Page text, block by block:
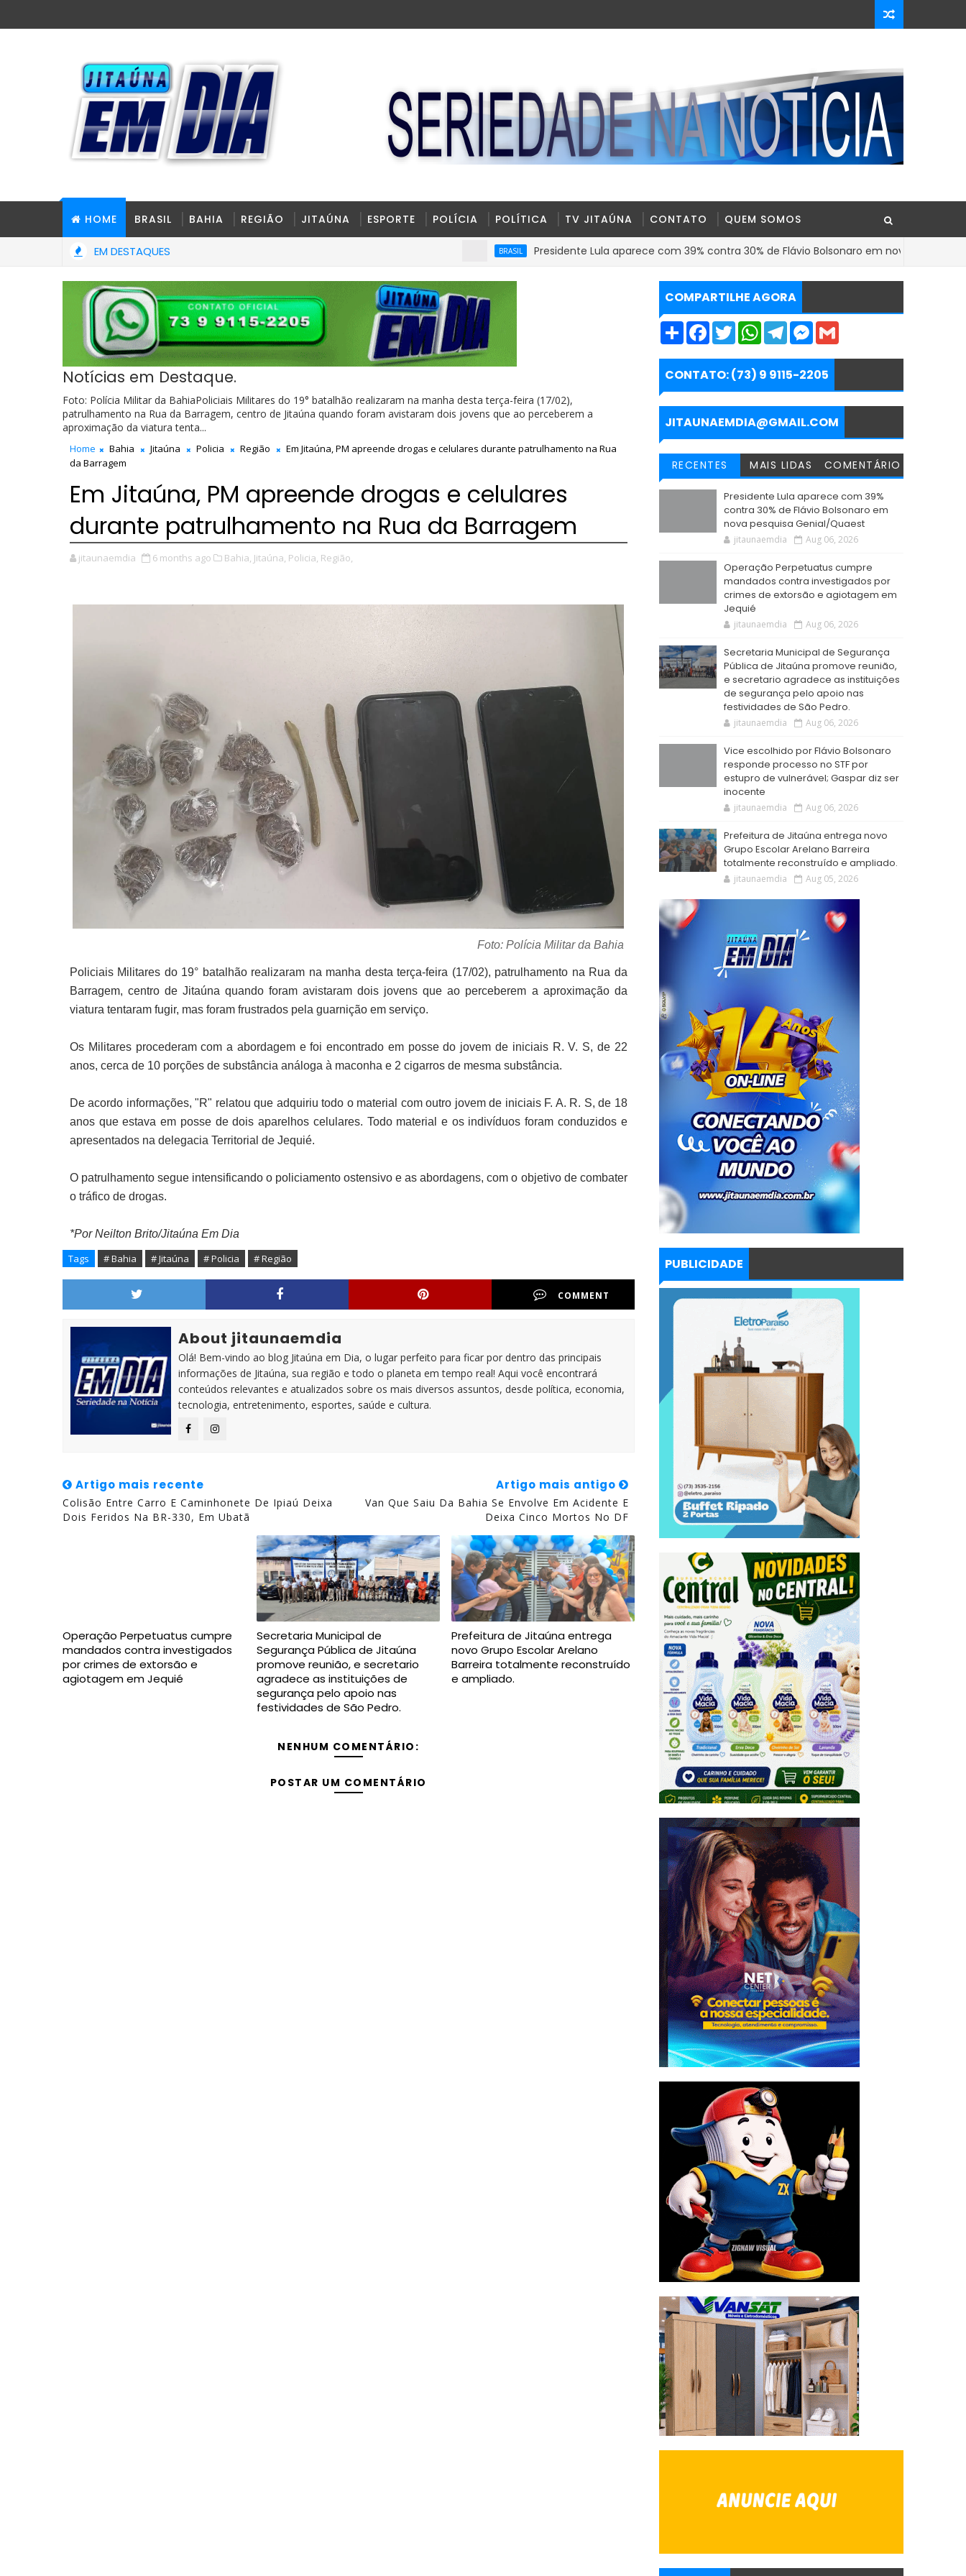
HOME BRASIL BAHIA REGIÃO JITAÚNA ESPORTE POLÍCIA POLÍTICA TV JITAÚNA CONTATO QUEM SOMOS
EM DESTAQUES Presidente Lula aparece com 39% contra 30% de Flávio Bolsonaro em nova pesquisa Genial/
Notícias em Destaque.
Foto: Polícia Militar da BahiaPoliciais Militares do 19° batalhão realizaram na manha desta terça-feira (17/02),
patrulhamento na Rua da Barragem, centro de Jitaúna quando foram avistaram dois jovens que ao perceberem a
aproximação da viatura tenta...
Home Bahia Jitaúna Policia Região
Em Jitaúna, PM apreende drogas e celulares durante patrulhamento na Rua
da Barragem
Em Jitaúna, PM apreende drogas e celulares
durante patrulhamento na Rua da Barragem
jitaunaemdia 6 months ago Bahia, Jitaúna, Policia, Região,
Foto: Polícia Militar da Bahia
Policiais Militares do 19° batalhão realizaram na manha desta terça-feira (17/02), patrulhamento na Rua da
Barragem, centro de Jitaúna quando foram avistaram dois jovens que ao perceberem a aproximação da
viatura tentaram fugir, mas foram frustrados pela guarnição em serviço.
Os Militares procederam com a abordagem e foi encontrado em posse do jovem de iniciais R. V. S, de 22
anos, cerca de 10 porções de substância análoga à maconha e 2 cigarros de mesma substância.
De acordo informações, "R" relatou que adquiriu todo o material com outro jovem de iniciais F. A. R. S, de 18
anos que estava em posse de dois aparelhos celulares. Todo material e os indivíduos foram conduzidos e
apresentados na delegacia Territorial de Jequié.
O patrulhamento segue intensificando o policiamento ostensivo e as abordagens, com o objetivo de combater
o tráfico de drogas.
*Por Neilton Brito/Jitaúna Em Dia
Tags # Bahia # Jitaúna # Policia # Região
COMMENT
About jitaunaemdia
Olá! Bem-vindo ao blog Jitaúna em Dia, o lugar perfeito para ficar por dentro das principais
informações de Jitaúna, sua região e todo o planeta em tempo real! Aqui você encontrará
conteúdos relevantes e atualizados sobre os mais diversos assuntos, desde política, economia,
tecnologia, entretenimento, esportes, saúde e cultura.
Artigo mais recente
Colisão Entre Carro E Caminhonete De Ipiaú Deixa
Dois Feridos Na BR-330, Em Ubatã
Artigo mais antigo
Van Que Saiu Da Bahia Se Envolve Em Acidente E
Deixa Cinco Mortos No DF
Operação Perpetuatus cumpre
mandados contra investigados
por crimes de extorsão e
agiotagem em Jequié
Secretaria Municipal de
Segurança Pública de Jitaúna
promove reunião, e secretario
agradece as instituições de
segurança pelo apoio nas
festividades de São Pedro.
Prefeitura de Jitaúna entrega
novo Grupo Escolar Arelano
Barreira totalmente reconstruído
e ampliado.
NENHUM COMENTÁRIO:
POSTAR UM COMENTÁRIO
COMPARTILHE AGORA
S
r
e
F
e
b
o
k
T
w
t
t
e
r
W
t
s
p
p
T
e
g
a
m
M
s
e
g
e
r
i
CONTATO: (73) 9 9115-2205
JITAUNAEMDIA@GMAIL.COM
RECENTES MAIS LIDAS COMENTÁRIO
Presidente Lula aparece com 39%
contra 30% de Flávio Bolsonaro em
nova pesquisa Genial/Quaest
jitaunaemdia Aug 06, 2026
Operação Perpetuatus cumpre
mandados contra investigados por
crimes de extorsão e agiotagem em
Jequié
jitaunaemdia Aug 06, 2026
Secretaria Municipal de Segurança
Pública de Jitaúna promove reunião,
e secretario agradece as instituições
de segurança pelo apoio nas
festividades de São Pedro.
jitaunaemdia Aug 06, 2026
Vice escolhido por Flávio Bolsonaro
responde processo no STF por
estupro de vulnerável; Gaspar diz ser
inocente
jitaunaemdia Aug 06, 2026
Prefeitura de Jitaúna entrega novo
Grupo Escolar Arelano Barreira
totalmente reconstruído e ampliado.
jitaunaemdia Aug 05, 2026
PUBLICIDADE